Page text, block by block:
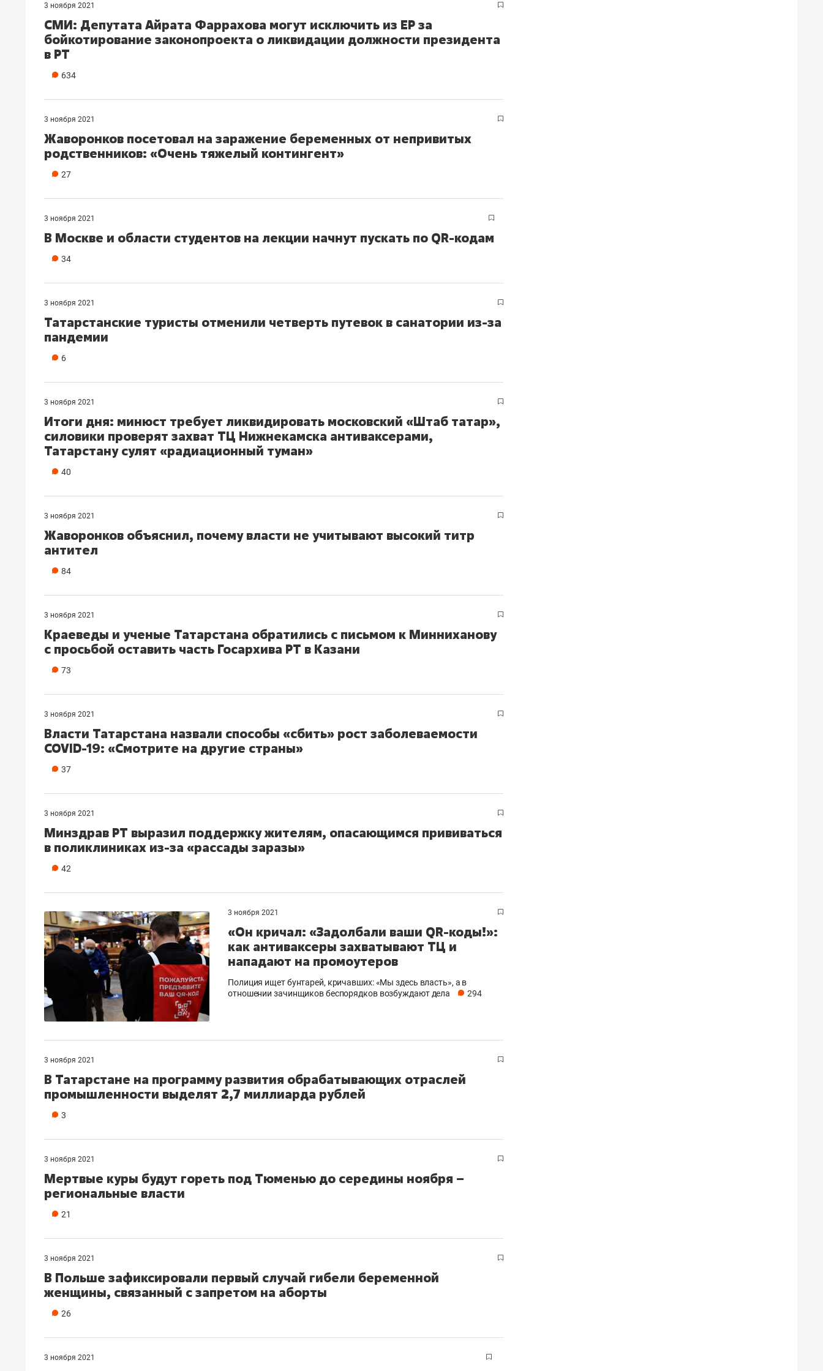
3 ноября 2021
СМИ: Депутата Айрата Фаррахова могут исключить из ЕР за
бойкотирование законопроекта о ликвидации должности президента
в РТ
634
3 ноября 2021
Жаворонков посетовал на заражение беременных от непривитых
родственников: «Очень тяжелый контингент»
27
3 ноября 2021
В Москве и области студентов на лекции начнут пускать по QR-кодам
34
3 ноября 2021
Татарстанские туристы отменили четверть путевок в санатории из-за
пандемии
6
3 ноября 2021
Итоги дня: минюст требует ликвидировать московский «Штаб татар»,
силовики проверят захват ТЦ Нижнекамска антиваксерами,
Татарстану сулят «радиационный туман»
40
3 ноября 2021
Жаворонков объяснил, почему власти не учитывают высокий титр
антител
84
3 ноября 2021
Краеведы и ученые Татарстана обратились с письмом к Минниханову
с просьбой оставить часть Госархива РТ в Казани
73
3 ноября 2021
Власти Татарстана назвали способы «сбить» рост заболеваемости
COVID-19: «Смотрите на другие страны»
37
3 ноября 2021
Минздрав РТ выразил поддержку жителям, опасающимся прививаться
в поликлиниках из-за «рассады заразы»
42
3 ноября 2021
«Он кричал: «Задолбали ваши QR-коды!»:
как антиваксеры захватывают ТЦ и
нападают на промоутеров
Полиция ищет бунтарей, кричавших: «Мы здесь власть», а в
отношении зачинщиков беспорядков возбуждают дела
294
3 ноября 2021
В Татарстане на программу развития обрабатывающих отраслей
промышленности выделят 2,7 миллиарда рублей
3
3 ноября 2021
Мертвые куры будут гореть под Тюменью до середины ноября –
региональные власти
21
3 ноября 2021
В Польше зафиксировали первый случай гибели беременной
женщины, связанный с запретом на аборты
26
3 ноября 2021